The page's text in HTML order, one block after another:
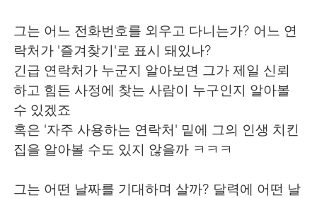
Türkçe Tiếng Việt
Português
그는 어느 전화번호를 외우고 다니는가? 어느 연
락처가 '즐겨찾기'로 표시 돼있나?
긴급 연락처가 누군지 알아보면 그가 제일 신뢰
하고 힘든 사정에 찾는 사람이 누구인지 알아볼
수 있겠죠
혹은 '자주 사용하는 연락처' 밑에 그의 인생 치킨
집을 알아볼 수도 있지 않을까 ㅋㅋㅋ
그는 어떤 날짜를 기대하며 살까? 달력에 어떤 날